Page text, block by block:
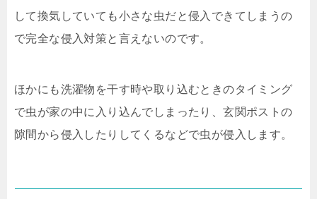
して換気していても小さな虫だと侵入できてしまうの
で完全な侵入対策と言えないのです。
ほかにも洗濯物を干す時や取り込むときのタイミング
で虫が家の中に入り込んでしまったり、玄関ポストの
隙間から侵入したりしてくるなどで虫が侵入します。